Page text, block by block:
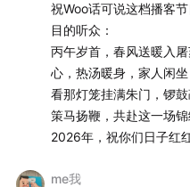
祝Woo话可说这档播客
目的听众：
丙午岁首，春风送暖入
心，热汤暖身，家人闲坐
看那灯笼挂满朱门，锣
策马扬鞭，共赴这一场锦
2026年，祝你们日子红
me我